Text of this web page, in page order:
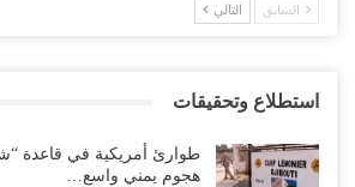
السابق التالي
استطلاع وتحقيقات
طوارئ أمريكية في قاعدة
هجوم يمني واسع…